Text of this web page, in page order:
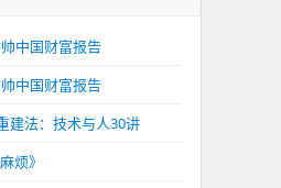
中国财富报告
中国财富报告
建法：技术与人30讲
烦》